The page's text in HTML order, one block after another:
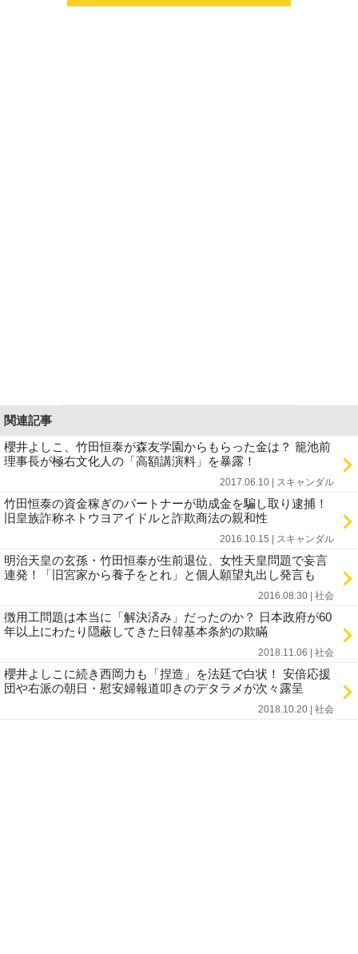
関連記事
櫻井よしこ、竹田恒泰が森友学園からもらった金は？ 籠池前
理事長が極右文化人の「高額講演料」を暴露！
2017.06.10 | スキャンダル
竹田恒泰の資金稼ぎのパートナーが助成金を騙し取り逮捕！
旧皇族詐称ネトウヨアイドルと詐欺商法の親和性
2016.10.15 | スキャンダル
明治天皇の玄孫・竹田恒泰が生前退位、女性天皇問題で妄言
連発！「旧宮家から養子をとれ」と個人願望丸出し発言も
2016.08.30 | 社会
徴用工問題は本当に「解決済み」だったのか？ 日本政府が60
年以上にわたり隠蔽してきた日韓基本条約の欺瞞
2018.11.06 | 社会
櫻井よしこに続き西岡力も「捏造」を法廷で白状！ 安倍応援
団や右派の朝日・慰安婦報道叩きのデタラメが次々露呈
2018.10.20 | 社会